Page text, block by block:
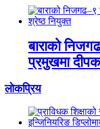
बाराको
प्रमुखमा
लाेकप्रिय